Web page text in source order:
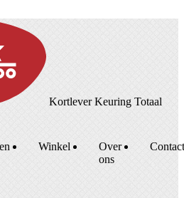
Kortlever Keuring Totaal
Winkel
Over
ons
Contact